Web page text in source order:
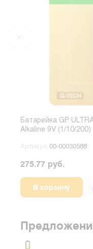
Батарейка GP
Alkaline 9V (1/10/200)
Артикул 00-00030588
275.77 руб.
В корзину